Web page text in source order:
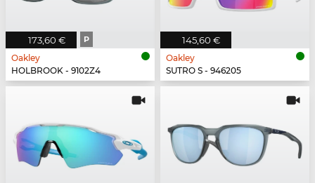
173,60 € P
Oakley
HOLBROOK - 9102Z4
145,60 €
Oakley
SUTRO S - 946205